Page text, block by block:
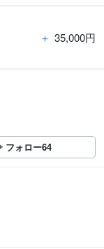
＋ 35,000円
フォロー64